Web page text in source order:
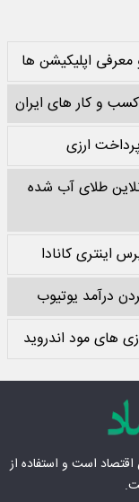
اپلیکیشن ها
و کار های ایران
ارزی
طلای آب شده
اینتری کانادا
درآمد یوتیوب
های مود اندروید
است و استفاده از